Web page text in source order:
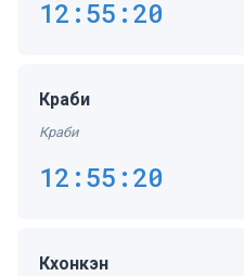
12:55:20
Краби
Краби
12:55:20
Кхонкэн